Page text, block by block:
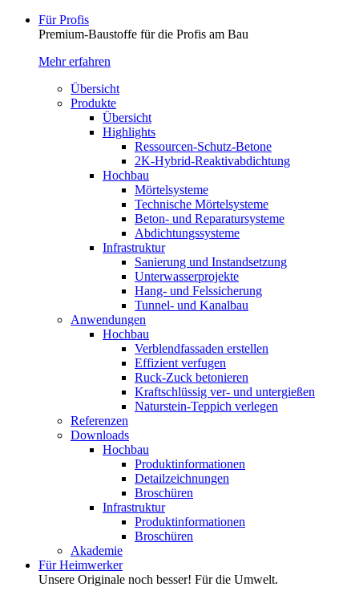
Für Profis
Premium-Baustoffe für die Profis am Bau
Mehr erfahren
Übersicht
Produkte
Übersicht
Highlights
Ressourcen-Schutz-Betone
2K-Hybrid-Reaktivab­dichtung
Hochbau
Mörtelsysteme
Technische Mörtelsysteme
Beton- und Reparatursysteme
Abdichtungssysteme
Infrastruktur
Sanierung und Instandsetzung
Unterwasserprojekte
Hang- und Felssicherung
Tunnel- und Kanalbau
Anwendungen
Hochbau
Verblendfassaden erstellen
Effizient verfugen
Ruck-Zuck betonieren
Kraftschlüssig ver- und untergießen
Naturstein-Teppich verlegen
Referenzen
Downloads
Hochbau
Produktinformationen
Detailzeichnungen
Broschüren
Infrastruktur
Produktinformationen
Broschüren
Akademie
Für Heimwerker
Unsere Originale noch besser! Für die Umwelt.